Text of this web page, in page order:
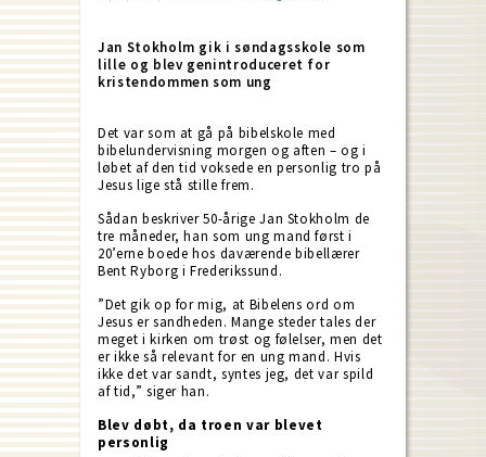
Jan Stokholm gik i søndagsskole som
lille og blev genintroduceret for
kristendommen som ung
Det var som at gå på bibelskole med
bibelundervisning morgen og aften – og i
løbet af den tid voksede en personlig tro på
Jesus lige stå stille frem.
Sådan beskriver 50-årige Jan Stokholm de
tre måneder, han som ung mand først i
20’erne boede hos daværende bibellærer
Bent Ryborg i Frederikssund.
”Det gik op for mig, at Bibelens ord om
Jesus er sandheden. Mange steder tales der
meget i kirken om trøst og følelser, men det
er ikke så relevant for en ung mand. Hvis
ikke det var sandt, syntes jeg, det var spild
af tid,” siger han.
Blev døbt, da troen var blevet
personlig